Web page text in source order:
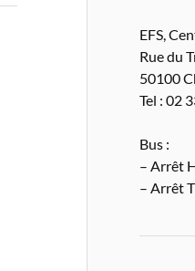
EFS,
Rue du
50100
Tel : 02
Bus :
– Arrêt
– Arrêt